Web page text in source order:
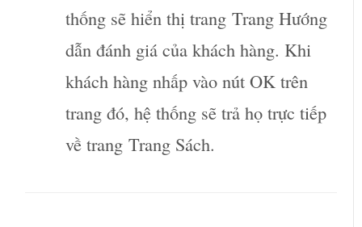
thống sẽ hiển thị trangTrang Hướng
dẫn đánh giá của khách hàng. Khi
khách hàng nhấp vào nút OK trên
trang đó, hệ thống sẽ trả họ trực tiếp
về trangTrang Sách.